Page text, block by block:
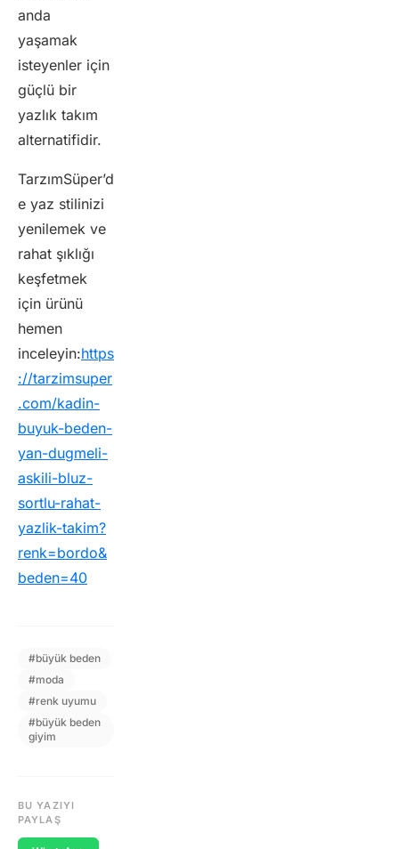
anda
yaşamak
isteyenler için
güçlü bir
yazlık takım
alternatifidir.
TarzımSüper’d
e yaz stilinizi
yenilemek ve
rahat şıklığı
keşfetmek
için ürünü
hemen
inceleyin:https
://tarzimsuper
.com/kadin-
buyuk-beden-
yan-dugmeli-
askili-bluz-
sortlu-rahat-
yazlik-takim?
renk=bordo&
beden=40
#büyük beden
#moda
#renk uyumu
#büyük beden
giyim
BU YAZIYI
PAYLAŞ